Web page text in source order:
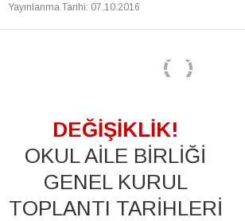
Yayınlanma Tarihi: 07.10.2016
DEĞİŞİKLİK!
OKUL AİLE BİRLİĞİ
GENEL KURUL
TOPLANTI TARİHLERİ